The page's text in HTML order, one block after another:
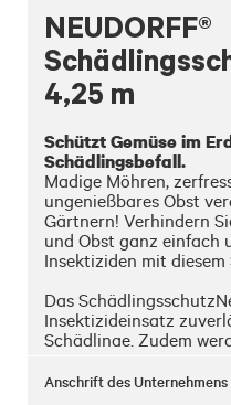
NEUDORFF®
4,25 m
Schützt Gemüse im
Schädlingsbefall.
Madige Möhren,
ungenießbares Obst
Gärtnern! Verhindern
und Obst ganz einfach
Insektiziden mit
Das
Insektizideinsatz
Schädlinge. Zudem
Niederschläge können
Anschrift des Unternehmens